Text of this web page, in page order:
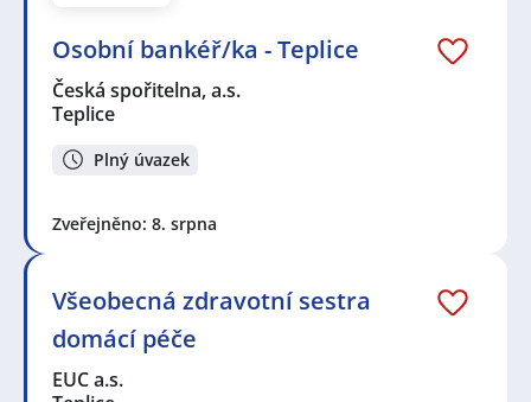
Osobní bankéř/ka - Teplice
Česká spořitelna, a.s.
Teplice
Plný úvazek
Zveřejněno: 8. srpna
Všeobecná zdravotní sestra
domácí péče
EUC a.s.